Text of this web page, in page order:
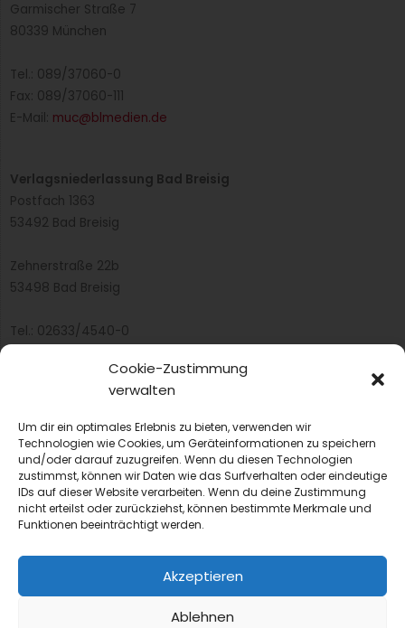
Cookie-Zustimmung
verwalten
Um dir ein optimales Erlebnis zu bieten, verwenden wir
Technologien wie Cookies, um Geräteinformationen zu speichern
und/oder darauf zuzugreifen. Wenn du diesen Technologien
zustimmst, können wir Daten wie das Surfverhalten oder eindeutige
IDs auf dieser Website verarbeiten. Wenn du deine Zustimmung
nicht erteilst oder zurückziehst, können bestimmte Merkmale und
Funktionen beeinträchtigt werden.
Akzeptieren
Ablehnen
Garmischer Straße 7
80339 München
Tel.: 089/37060-0
Fax: 089/37060-111
E-Mail: muc@blmedien.de
Verlagsniederlassung Bad Breisig
Postfach 1363
53492 Bad Breisig
Zehnerstraße 22b
53498 Bad Breisig
Tel.: 02633/4540-0
infobb@blmedien.de
© 2022 B&L MedienGesellschaft mbH & Co. KG